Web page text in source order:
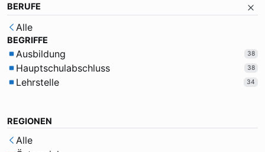
BERUFE
Alle
BEGRIFFE
Ausbildung 38
Hauptschulabschluss 38
Lehrstelle 34
REGIONEN
Alle